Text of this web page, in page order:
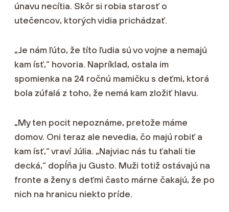
únavu necítia. Skôr si robia starosť o
utečencov, ktorých vidia prichádzať.
„Je nám ľúto, že títo ľudia sú vo vojne a nemajú
kam ísť,“ hovoria. Napríklad, ostala im
spomienka na 24 ročnú mamičku s deťmi, ktorá
bola zúfalá z toho, že nemá kam zložiť hlavu.
„My ten pocit nepoznáme, pretože máme
domov. Oni teraz ale nevedia, čo majú robiť a
kam ísť,“ vraví Júlia. „Najviac nás tu ťahali tie
decká,“ dopĺňa ju Gusto. Muži totiž ostávajú na
fronte a ženy s deťmi často márne čakajú, že po
nich na hranicu niekto príde.